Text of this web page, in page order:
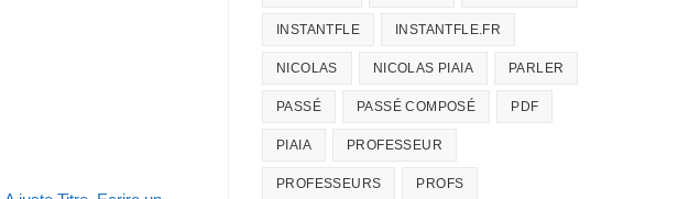
INSTANTFLE INSTANTFLE.FR
NICOLAS NICOLAS PIAIA PARLER
PASSÉ PASSÉ COMPOSÉ PDF
PIAIA PROFESSEUR
PROFESSEURS PROFS